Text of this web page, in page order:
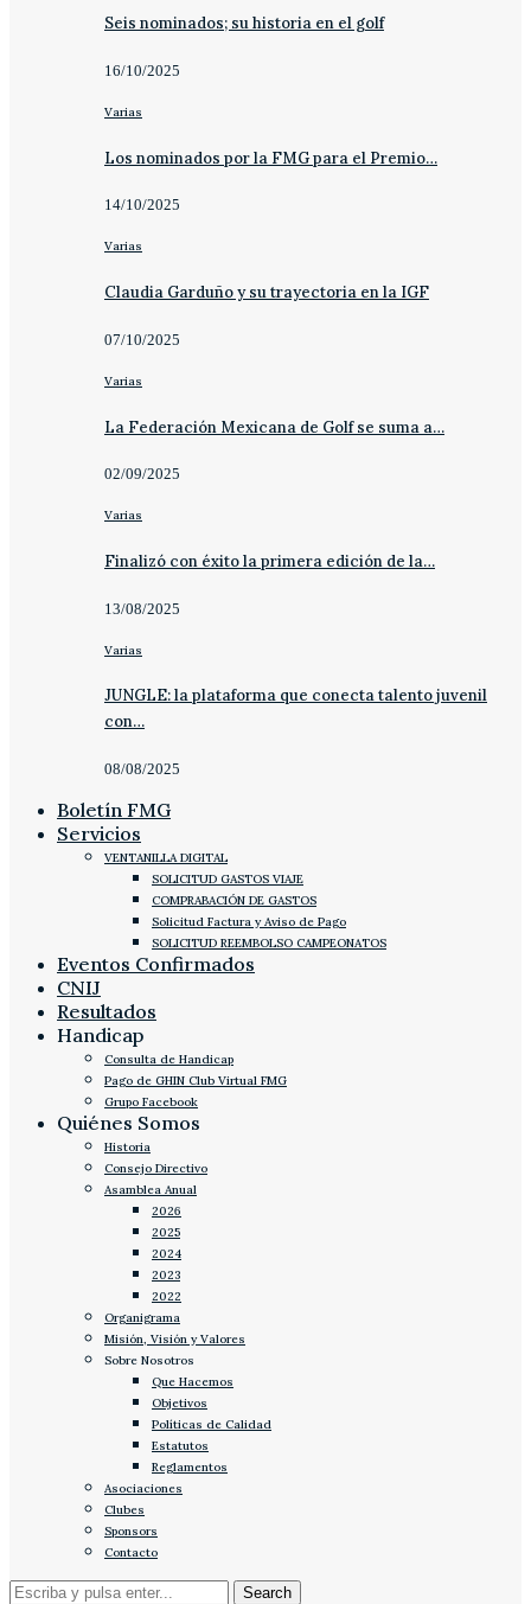
Seis nominados; su historia en el golf
16/10/2025
Varias
Los nominados por la FMG para el Premio…
14/10/2025
Varias
Claudia Garduño y su trayectoria en la IGF
07/10/2025
Varias
La Federación Mexicana de Golf se suma a…
02/09/2025
Varias
Finalizó con éxito la primera edición de la…
13/08/2025
Varias
JUNGLE: la plataforma que conecta talento juvenil
con…
08/08/2025
Boletín FMG
Servicios
VENTANILLA DIGITAL
SOLICITUD GASTOS VIAJE
COMPRABACIÓN DE GASTOS
Solicitud Factura y Aviso de Pago
SOLICITUD REEMBOLSO CAMPEONATOS
Eventos Confirmados
CNIJ
Resultados
Handicap
Consulta de Handicap
Pago de GHIN Club Virtual FMG
Grupo Facebook
Quiénes Somos
Historia
Consejo Directivo
Asamblea Anual
2026
2025
2024
2023
2022
Organigrama
Misión, Visión y Valores
Sobre Nosotros
Que Hacemos
Objetivos
Políticas de Calidad
Estatutos
Reglamentos
Asociaciones
Clubes
Sponsors
Contacto